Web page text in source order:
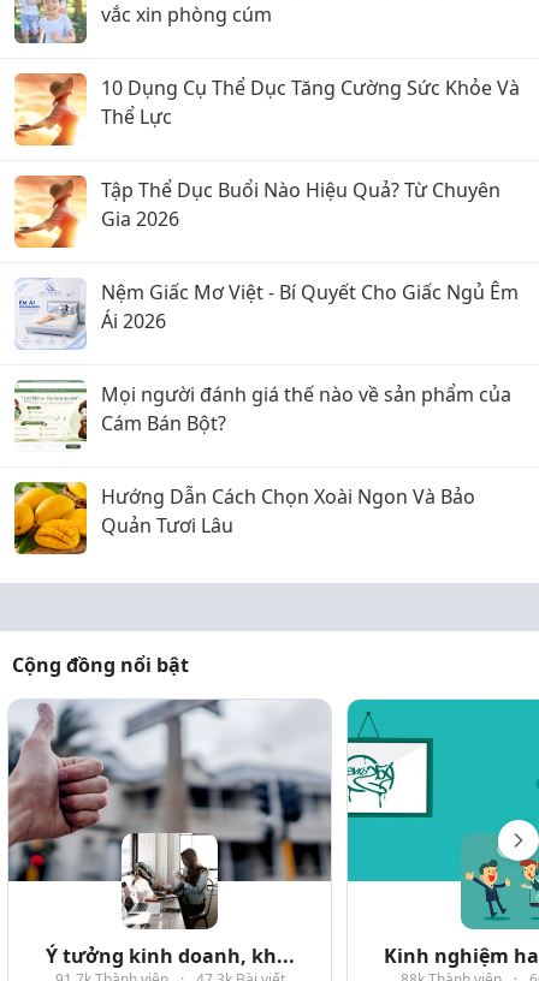
vắc xin phòng cúm
10 Dụng Cụ Thể Dục Tăng Cường Sức Khỏe Và
Thể Lực
Tập Thể Dục Buổi Nào Hiệu Quả? Từ Chuyên
Gia 2026
Nệm Giấc Mơ Việt - Bí Quyết Cho Giấc Ngủ Êm
Ái 2026
Mọi người đánh giá thế nào về sản phẩm của
Cám Bán Bột?
Hướng Dẫn Cách Chọn Xoài Ngon Và Bảo
Quản Tươi Lâu
Cộng đồng nổi bật
Ý tưởng kinh doanh, kh... Kinh nghiệm